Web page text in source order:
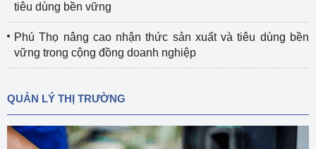
tiêu dùng bền vững
Phú Thọ nâng cao nhận thức sản xuất và tiêu dùng bền
vững trong cộng đồng doanh nghiệp
QUẢN LÝ THỊ TRƯỜNG